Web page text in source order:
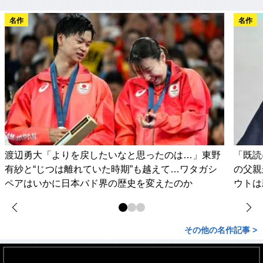
名作
渡辺勇大「よりを戻したいなと思ったのは…」東野
有紗と“じつは離れていた時期”も越えて…ワタガシ
ペアはいかに日本バド界の歴史を変えたのか
名作
「既
の父
ウト
その他の名作記事 >